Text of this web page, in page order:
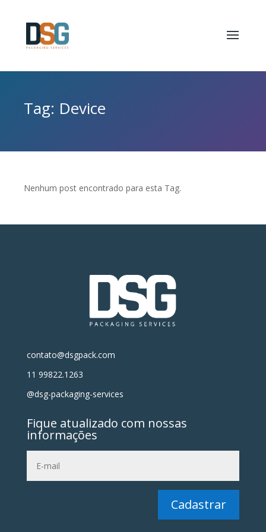
Tag: Device
Nenhum post encontrado para esta Tag.
contato@dsgpack.com
11 99822.1263
@dsg-packaging-services
Fique atualizado com nossas
informações
Cadastrar